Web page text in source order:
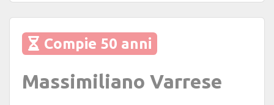
Compie 50 anni
Massimiliano Varrese